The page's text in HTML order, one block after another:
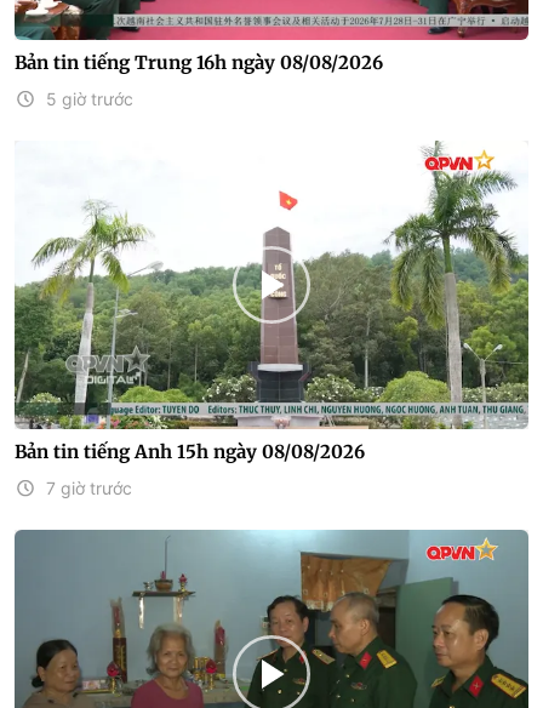
Bản tin tiếng Trung 16h ngày 08/08/2026
5 giờ trước
Bản tin tiếng Anh 15h ngày 08/08/2026
7 giờ trước